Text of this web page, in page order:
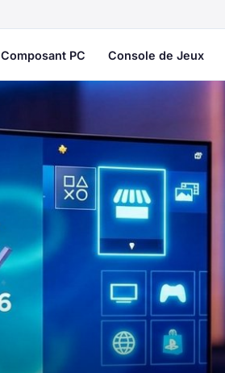
Composant PC Console de Jeux